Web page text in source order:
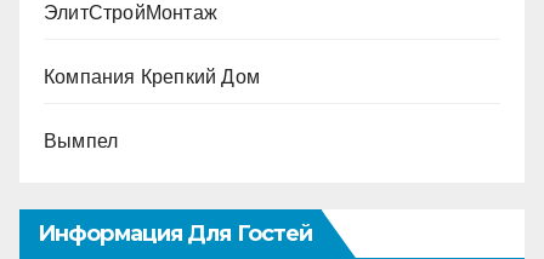
ЭлитСтройМонтаж
Компания Крепкий Дом
Вымпел
Информация Для Гостей